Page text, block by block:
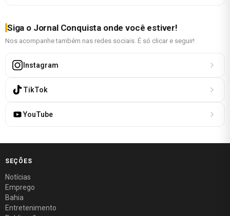
Siga o Jornal Conquista onde você estiver!
Nos acompanhe também nas redes sociais. É só clicar e seguir!
Instagram
TikTok
YouTube
SEÇÕES
Notícias
Emprego
Bahia
Entretenimento